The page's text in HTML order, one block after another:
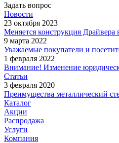
Задать вопрос
Новости
23 октября 2023
Меняется конструкция Драйвера
9 марта 2022
Уважаемые покупатели и
1 февраля 2022
Внимание! Изменение
Статьи
3 февраля 2020
Преимущества металлический
Каталог
Акции
Распродажа
Услуги
Компания